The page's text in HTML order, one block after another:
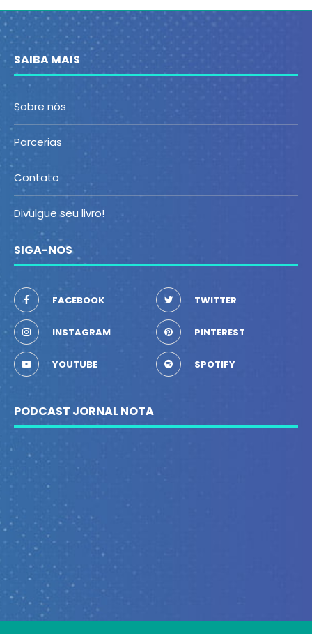
SAIBA MAIS
Sobre nós
Parcerias
Contato
Divulgue seu livro!
SIGA-NOS
FACEBOOK TWITTER
INSTAGRAM PINTEREST
YOUTUBE SPOTIFY
PODCAST JORNAL NOTA